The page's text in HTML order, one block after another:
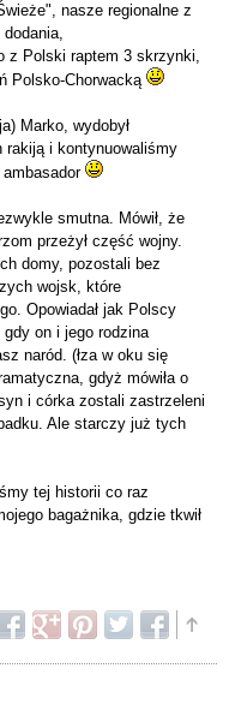
nasze regionalne z
z Polski raptem 3 skrzynki,
Polsko-Chorwacką
Marko, wydobył
rakiją i kontynuowaliśmy
smutna. Mówił, że
przeżył część wojny.
domy, pozostali bez
wojsk, które
Opowiadał jak Polscy
on i jego rodzina
naród. (łza w oku się
gdyż mówiła o
i córka zostali zastrzeleni
Ale starczy już tych
tej historii co raz
bagażnika, gdzie tkwił